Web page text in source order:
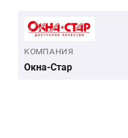
КОМПАНИЯ
Окна-Стар